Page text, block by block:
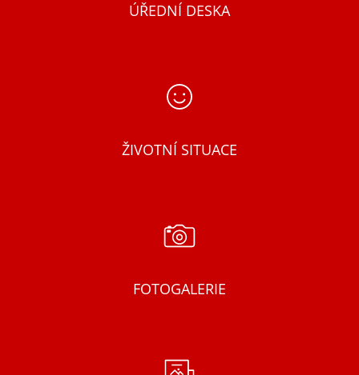
ÚŘEDNÍ DESKA
ŽIVOTNÍ SITUACE
FOTOGALERIE